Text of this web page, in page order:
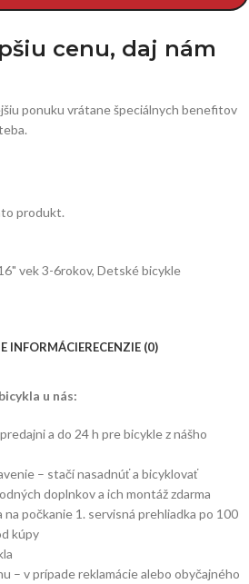
cenu, daj nám
ponuku vrátane špeciálnych benefitov
produkt.
vek 3-6rokov, Detské bicykle
INFORMÁCIERECENZIE (0)
u nás:
a do 24 h pre bicykle z nášho
– stačí nasadnúť a bicyklovať
doplnkov a ich montáž zdarma
na počkanie 1. servisná prehliadka po 100
kúpy
– v prípade reklamácie alebo obyčajného